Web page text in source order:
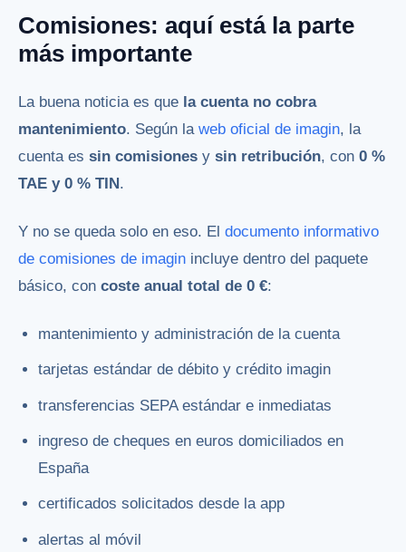
Comisiones: aquí está la parte
más importante
La buena noticia es que la cuenta no cobra
mantenimiento. Según la web oficial de imagin, la
cuenta es sin comisiones y sin retribución, con 0 %
TAE y 0 % TIN .
Y no se queda solo en eso. El documento informativo
de comisiones de imagin incluye dentro del paquete
básico, con coste anual total de 0 €:
mantenimiento y administración de la cuenta
tarjetas estándar de débito y crédito imagin
transferencias SEPA estándar e inmediatas
ingreso de cheques en euros domiciliados en
España
certificados solicitados desde la app
alertas al móvil